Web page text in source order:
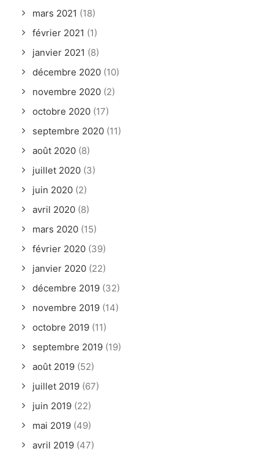
mars 2021 (18)
février 2021 (1)
janvier 2021 (8)
décembre 2020 (10)
novembre 2020 (2)
octobre 2020 (17)
septembre 2020 (11)
août 2020 (8)
juillet 2020 (3)
juin 2020 (2)
avril 2020 (8)
mars 2020 (15)
février 2020 (39)
janvier 2020 (22)
décembre 2019 (32)
novembre 2019 (14)
octobre 2019 (11)
septembre 2019 (19)
août 2019 (52)
juillet 2019 (67)
juin 2019 (22)
mai 2019 (49)
avril 2019 (47)